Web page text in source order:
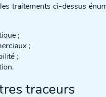
traitements ci-dessus
;
;
;
traceurs